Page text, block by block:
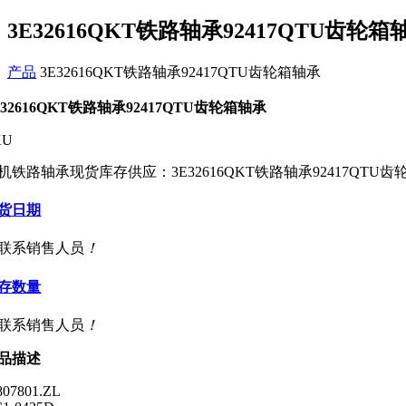
3E32616QKT铁路轴承92417QTU齿轮箱
产品 3E32616QKT铁路轴承92417QTU齿轮箱轴承
铁路轴承92417QTU齿轮箱轴承
铁路轴承现货库存供应：3E32616QKT铁路轴承92417QTU齿
日期
系销售人员 ！
数量
系销售人员 ！
描述